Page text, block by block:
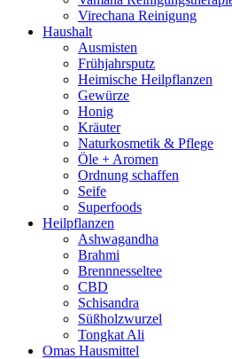
Virechana Reinigung
Haushalt
Ausmisten
Frühjahrsputz
Heimische Heilpflanzen
Gewürze
Honig
Kräuter
Naturkosmetik & Pflege
Öle + Aromen
Ordnung schaffen
Seife
Superfoods
Heilpflanzen
Ashwagandha
Brahmi
Brennnesseltee
CBD
Schisandra
Süßholzwurzel
Tongkat Ali
Omas Hausmittel